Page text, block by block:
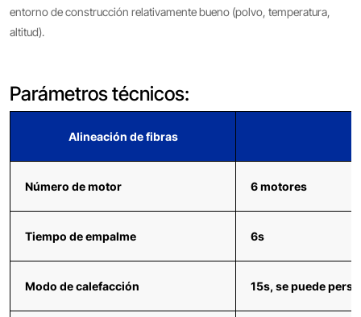
entorno de construcción relativamente bueno (polvo, temperatura,
altitud).
Parámetros técnicos:
Alineación de fibras
Número de motor 6 motores
Tiempo de empalme 6s
Modo de calefacción 15s, se puede